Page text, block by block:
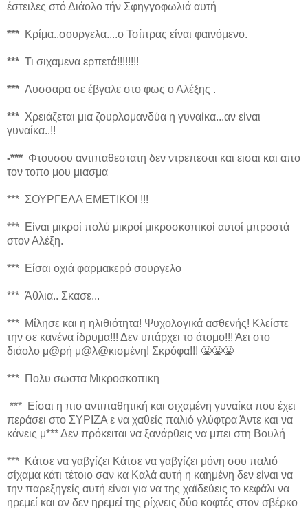
έστειλες στό Διάολο τήν Σφηγγοφωλιά αυτή
*** Κρίμα..σουργελα....ο Τσίπρας είναι φαινόμενο.
*** Τι σιχαμενα ερπετά!!!!!!!!
*** Λυσσαρα σε έβγαλε στο φως ο Αλέξης .
*** Χρειάζεται μια ζουρλομανδύα η γυναίκα...αν είναι
γυναίκα..!!
-*** Φτουσου αντιπαθεστατη δεν ντρεπεσαι και εισαι και απο
τον τοπο μου μιασμα
*** ΣΟΥΡΓΕΛΑ ΕΜΕΤΙΚΟΙ !!!
*** Είναι μικροί πολύ μικροί μικροσκοπικοί αυτοί μπροστά
στον Αλέξη.
*** Είσαι οχιά φαρμακερό σουργελο
*** Άθλια.. Σκασε...
*** Μίλησε και η ηλιθιότητα! Ψυχολογικά ασθενής! Κλείστε
την σε κανένα ίδρυμα!!! Δεν υπάρχει το άτομο!!! Άει στο
διάολο μ@ρή μ@λ@κισμένη! Σκρόφα!!! 🤮🤮🤮
*** Πολυ σωστα Μικροσκοπικη
*** Είσαι η πιο αντιπαθητική και σιχαμένη γυναίκα που έχει
περάσει στο ΣΥΡΙΖΑ ε να χαθείς παλιό γλύφτρα Άντε και να
κάνεις μ*** Δεν πρόκειται να ξανάρθεις να μπει στη Βουλή
*** Κάτσε να γαβγίζει Κάτσε να γαβγίζει μόνη σου παλιό
σίχαμα κάτι τέτοιο σαν κα Καλά αυτή η καημένη δεν είναι να
την παρεξηγείς αυτή είναι για να της χαϊδεύεις το κεφάλι να
ηρεμεί και αν δεν ηρεμεί της ρίχνεις δύο κοφτές στον σβέρκο